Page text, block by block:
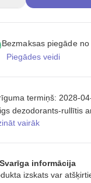
Bezmaksas piegāde
Piegādes veidi
termiņš: 2028-
dezodorants-rullītis
vairāk
Svarīga informācija
izskats var